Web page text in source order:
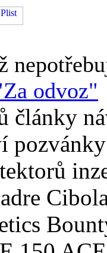
odvoz"
články